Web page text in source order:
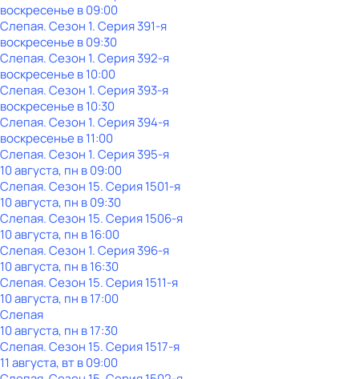
воскресенье в09:00
Слепая. Сезон 1. Серия 391-я
воскресенье в09:30
Слепая. Сезон 1. Серия 392-я
воскресенье в10:00
Слепая. Сезон 1. Серия 393-я
воскресенье в10:30
Слепая. Сезон 1. Серия 394-я
воскресенье в11:00
Слепая. Сезон 1. Серия 395-я
10 августа, пн в 09:00
Слепая. Сезон 15. Серия 1501-я
10 августа, пн в 09:30
Слепая. Сезон 15. Серия 1506-я
10 августа, пн в 16:00
Слепая. Сезон 1. Серия 396-я
10 августа, пн в 16:30
Слепая. Сезон 15. Серия 1511-я
10 августа, пн в 17:00
Слепая
10 августа, пн в 17:30
Слепая. Сезон 15. Серия 1517-я
11 августа, вт в 09:00